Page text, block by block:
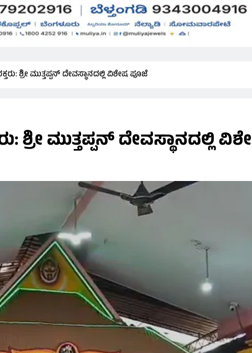
ಶ್ರೀ ಮುತ್ತಪ್ಪನ್ ದೇವಸ್ಥಾನದಲ್ಲಿ ವಿಶೇಷ ಪೂಜೆ
ಮುತ್ತಪ್ಪನ್ ದೇವಸ್ಥಾನದಲ್ಲಿ